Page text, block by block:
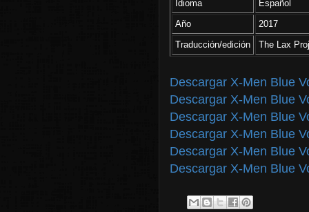
Idioma
Español
Año
2017
Traducción/edición
The Lax
Descargar X-Men Blue
Descargar X-Men Blue
Descargar X-Men Blue
Descargar X-Men Blue
Descargar X-Men Blue
Descargar X-Men Blue